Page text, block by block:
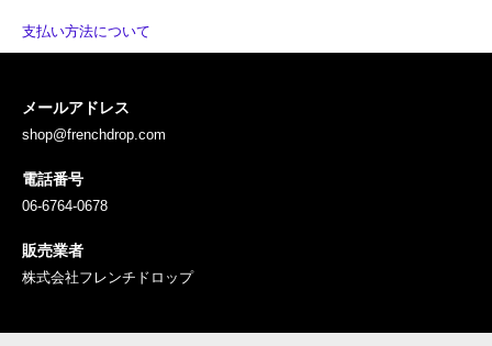
支払い方法について
メールアドレス
shop@frenchdrop.com
電話番号
06-6764-0678
販売業者
株式会社フレンチドロップ